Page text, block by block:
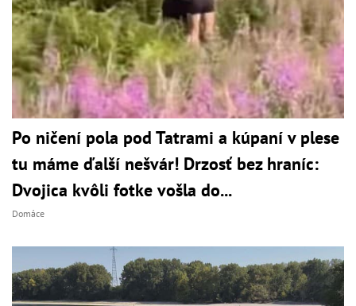
Po ničení pola pod Tatrami a kúpaní v plese
tu máme ďalší nešvár! Drzosť bez hraníc:
Dvojica kvôli fotke vošla do...
Domáce